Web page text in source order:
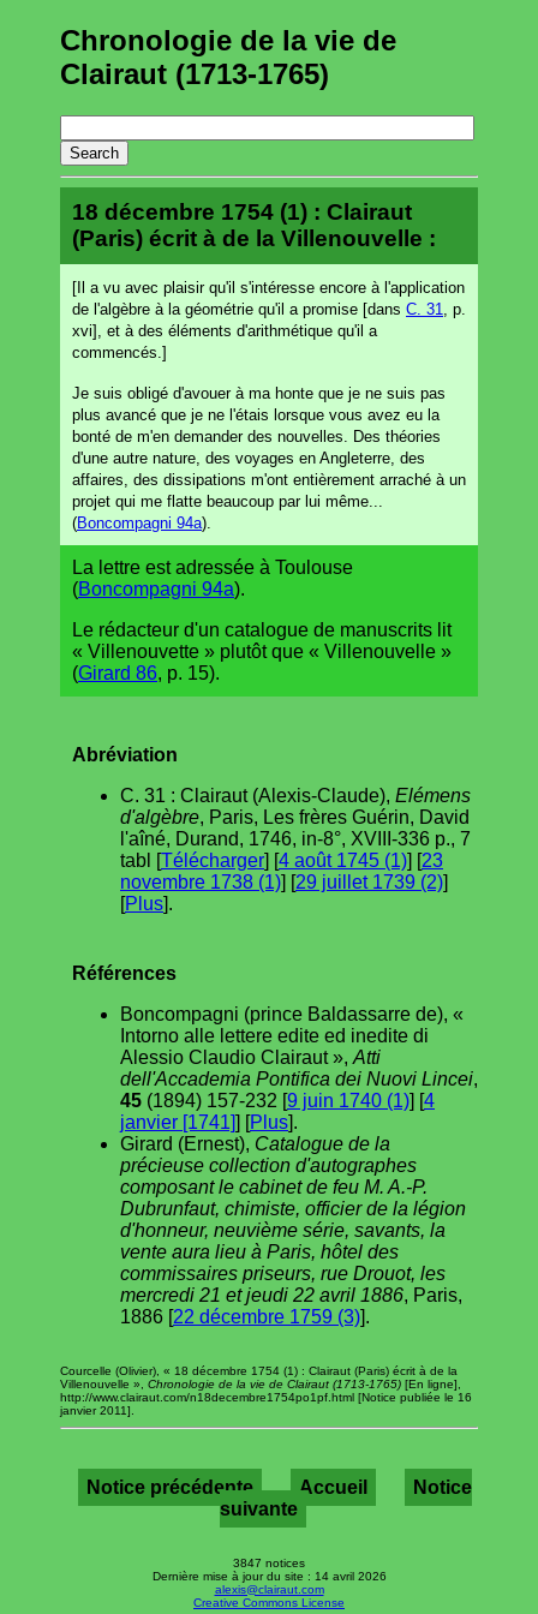
Chronologie de la vie de
Clairaut (1713-1765)
18 décembre 1754 (1) : Clairaut
(Paris) écrit à de la Villenouvelle :
[Il a vu avec plaisir qu'il s'intéresse encore à l'application
de l'algèbre à la géométrie qu'il a promise [dans C. 31
, p.
xvi], et à des éléments d'arithmétique qu'il a
commencés.]
Je suis obligé d'avouer à ma honte que je ne suis pas
plus avancé que je ne l'étais lorsque vous avez eu la
bonté de m'en demander des nouvelles. Des théories
d'une autre nature, des voyages en Angleterre, des
affaires, des dissipations m'ont entièrement arraché à un
projet qui me flatte beaucoup par lui même...
(Boncompagni 94a).
La lettre est adressée à Toulouse
(Boncompagni 94a).
Le rédacteur d'un catalogue de manuscrits lit
« Villenouvette » plutôt que « Villenouvelle »
(Girard 86, p. 15).
Abréviation
C. 31 : Clairaut (Alexis-Claude), Elémens
d'algèbre, Paris, Les frères Guérin, David
l'aîné, Durand, 1746, in-8°, XVIII-336 p., 7
tabl [Télécharger] [4 août 1745 (1)] [23
novembre 1738 (1)] [29 juillet 1739 (2)]
[Plus].
Références
Boncompagni (prince Baldassarre de), «
Intorno alle lettere edite ed inedite di
Alessio Claudio Clairaut », Atti
dell'Accademia Pontifica dei Nuovi Lincei,
45 (1894) 157-232 [9 juin 1740 (1)] [4
janvier [1741]] [Plus].
Girard (Ernest), Catalogue de la
précieuse collection d'autographes
composant le cabinet de feu M. A.-P.
Dubrunfaut, chimiste, officier de la légion
d'honneur, neuvième série, savants, la
vente aura lieu à Paris, hôtel des
commissaires priseurs, rue Drouot, les
mercredi 21 et jeudi 22 avril 1886, Paris,
1886 [22 décembre 1759 (3)].
Courcelle (Olivier), « 18 décembre 1754 (1) : Clairaut (Paris) écrit à de la
Villenouvelle », Chronologie de la vie de Clairaut (1713-1765) [En ligne],
http://www.clairaut.com/n18decembre1754po1pf.html [Notice publiée le 16
janvier 2011].
Notice précédente Accueil
Notice
suivante
3847 notices
Dernière mise à jour du site : 14 avril 2026
alexis@clairaut.com
Creative Commons License